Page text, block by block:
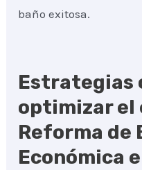
baño exitosa.
Estrategias
optimizar el
Reforma de
Económica